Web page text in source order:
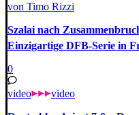
von Timo Rizzi
Szalai nach
Einzigartige DFB-Serie in
0
video video